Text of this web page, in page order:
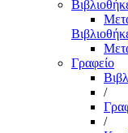
Γραφείο
/
/